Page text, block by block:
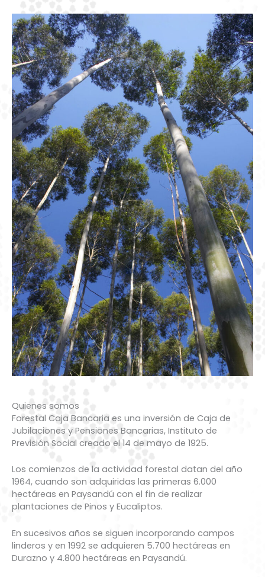
Quienes somos
Forestal Caja Bancaria es una inversión de Caja de
Jubilaciones y Pensiones Bancarias, Instituto de
Previsión Social creado el 14 de mayo de 1925.
Los comienzos de la actividad forestal datan del año
1964, cuando son adquiridas las primeras 6.000
hectáreas en Paysandú con el fin de realizar
plantaciones de Pinos y Eucaliptos.
En sucesivos años se siguen incorporando campos
linderos y en 1992 se adquieren 5.700 hectáreas en
Durazno y 4.800 hectáreas en Paysandú.